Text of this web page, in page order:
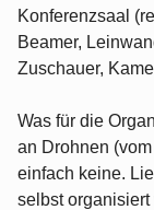
Konferenzsaal
Beamer,
Zuschauer,
Was für die
an Drohnen
einfach keine.
selbst